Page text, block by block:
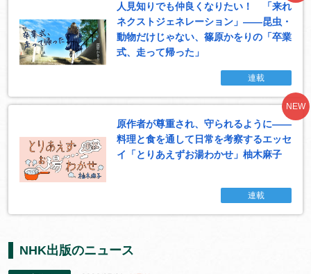
人見知りでも仲良くなりたい！ 「来れ
ネクストジェネレーション」――昆虫・
動物だけじゃない、篠原かをりの「卒業
式、走って帰った」
連載
原作者が尊重され、守られるように――
料理と食を通して日常を考察するエッセ
イ「とりあえずお湯わかせ」柚木麻子
連載
NEW
NHK出版のニュース